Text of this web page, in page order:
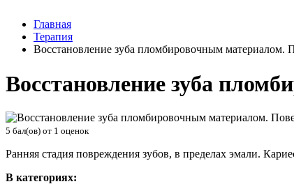
Главная
Терапия
Восстановление зуба пломбировочным материалом.
Восстановление зуба
5 бал(ов) от 1 оценок
Ранняя стадия повреждения зубов, в пределах эмали.
В категориях: